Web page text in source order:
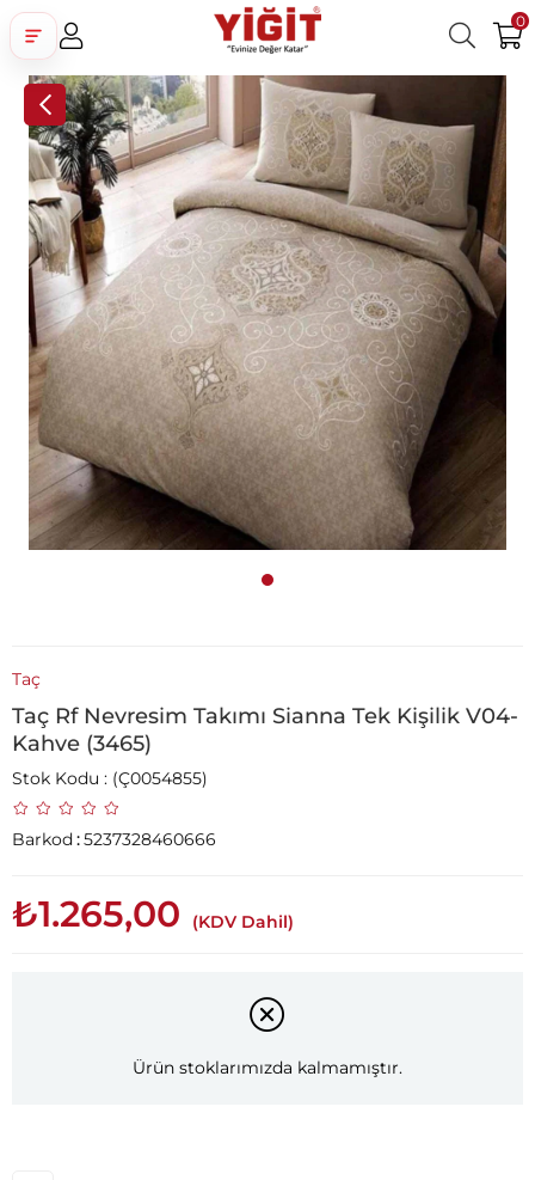
0
Üye Girişi Üye Ol Facebook İle Bağlan
Google İle Bağlan
Taç
Taç Rf Nevresim Takımı Sianna Tek Kişilik V04-
Kahve (3465)
Stok Kodu (Ç0054855)
Barkod:5237328460666
₺1.265,00 (KDV Dahil)
Ürün stoklarımızda kalmamıştır.